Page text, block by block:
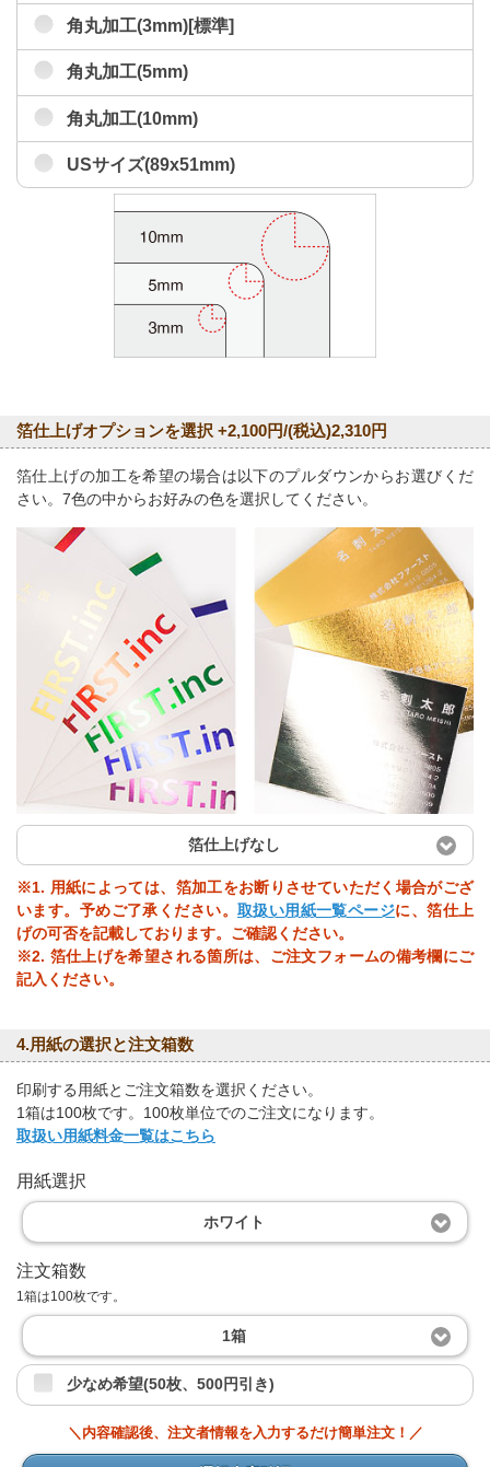
角丸加工(3mm)[標準]
角丸加工(5mm)
角丸加工(10mm)
USサイズ(89x51mm)
箔仕上げオプションを選択 +2,100円/(税込)2,310円
箔仕上げの加工を希望の場合は以下のプルダウンからお選びくだ
さい。7色の中からお好みの色を選択してください。
箔仕上げなし
※1. 用紙によっては、箔加工をお断りさせていただく場合がござ
います。予めご了承ください。 取扱い用紙一覧ページに、箔仕上
げの可否を記載しております。ご確認ください。
※2. 箔仕上げを希望される箇所は、ご注文フォームの備考欄にご
記入ください。
4.用紙の選択と注文箱数
印刷する用紙とご注文箱数を選択ください。
1箱は100枚です。100枚単位でのご注文になります。
取扱い用紙料金一覧はこちら
用紙選択
ホワイト
注文箱数
1箱は100枚です。
1箱
少なめ希望(50枚、500円引き)
＼内容確認後、注文者情報を入力するだけ簡単注文！／